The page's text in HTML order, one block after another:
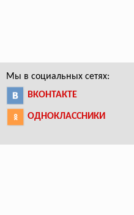
Мы в социальных сетях:
ВКОНТАКТЕ
ОДНОКЛАССНИКИ